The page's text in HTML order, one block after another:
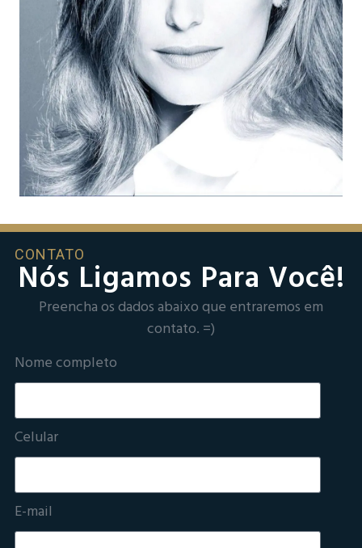
CONTATO
Nós Ligamos Para Você!
Preencha os dados abaixo que entraremos em
contato. =)
Nome completo
Celular
E-mail